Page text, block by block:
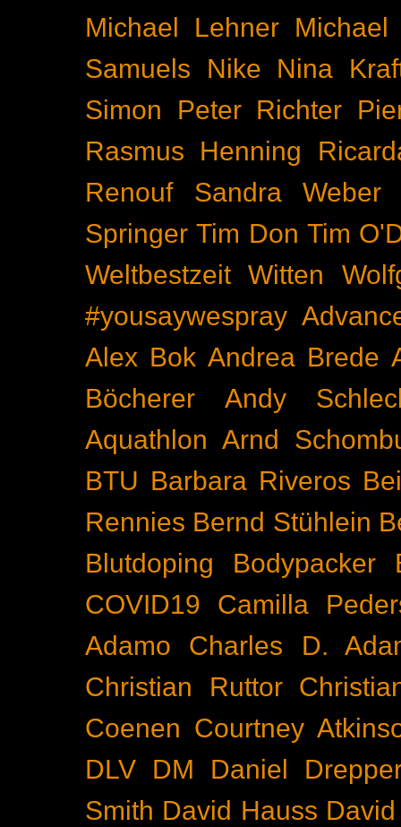
Michael Lehner Michael
Samuels
Nike
Nina
Simon
Peter Richter
Rasmus Henning
Renouf
Sandra Weber
Springer Tim Don Tim
Weltbestzeit Witten
#yousaywespray
Alex Bok Andrea Brede
Böcherer
Andy
Aquathlon Arnd
BTU Barbara Riveros
Rennies Bernd Stühlein
Blutdoping
Bodypacker
COVID19
Camilla
Adamo
Charles D.
Christian Ruttor
Coenen Courtney
DLV
DM
Daniel
Smith David Hauss